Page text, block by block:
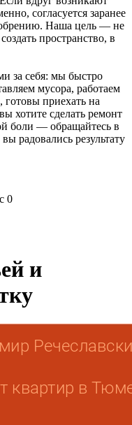
согласуется заранее
Наша цель — не
пространство, в
за себя: мы быстро
мусора, работаем
приехать на
хотите сделать ремонт
боли — обращайтесь в
радовались результату
0
и